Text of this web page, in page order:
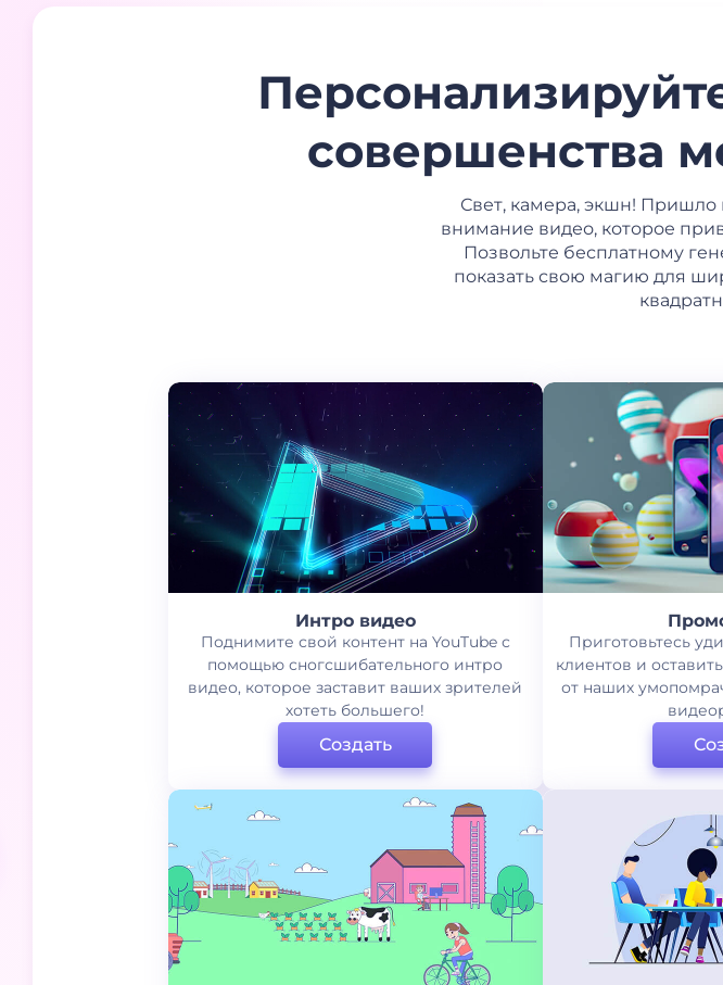
совершенства
Свет, камера, экшн!
внимание видео, которое
Позвольте бесплатному
показать свою магию для
Интро видео
Поднимите свой контент на YouTube с
помощью сногсшибательного интро
видео, которое заставит ваших зрителей
хотеть большего!
Создать
Приготовьтесь
клиентов и
от наших